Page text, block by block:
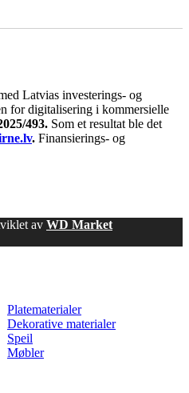
Latvias investerings- og
for digitalisering i kommersielle
493. Som et resultat ble det
. Finansierings- og
av WD Market
Platematerialer
Dekorative materialer
Speil
Møbler